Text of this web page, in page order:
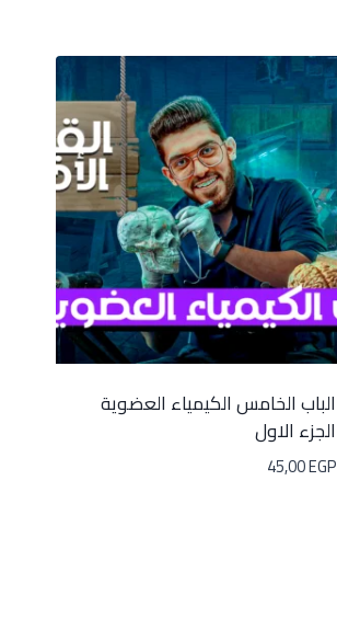
الباب الخامس الكيمياء العضوية
الجزء الاول
45,00EGP